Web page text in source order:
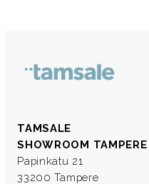
TAMSALE
SHOWROOM TAMPERE
Papinkatu 21
33200 Tampere